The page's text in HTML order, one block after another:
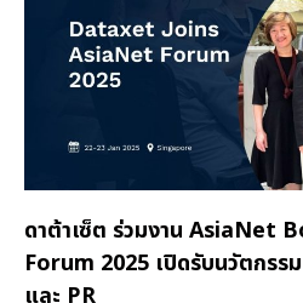
ดาต้าเซ็ต ร่วมงาน AsiaNet
Forum 2025 เปิดรับนวัตกรร